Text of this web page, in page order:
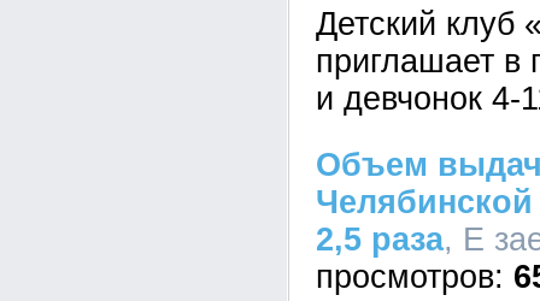
Детский
приглашает в
и девчонок 4-
Объем
2,5 раза, Е